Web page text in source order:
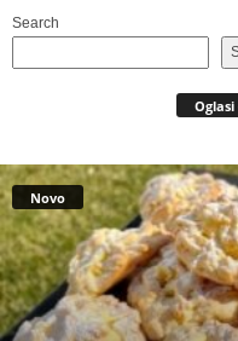
Search
Novo